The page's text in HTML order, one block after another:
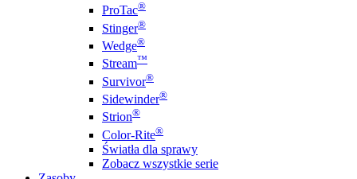
ProTac®
Stinger®
Wedge®
Stream™
Survivor®
Sidewinder®
Strion®
Color-Rite®
Światła dla sprawy
Zobacz wszystkie serie